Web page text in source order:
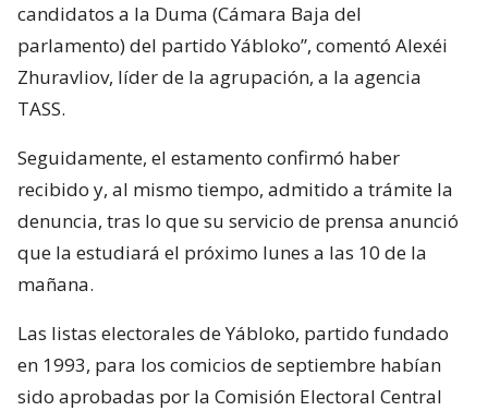
candidatos a la Duma (Cámara Baja del
parlamento) del partido Yábloko”, comentó Alexéi
Zhuravliov, líder de la agrupación, a la agencia
TASS.
Seguidamente, el estamento confirmó haber
recibido y, al mismo tiempo, admitido a trámite la
denuncia, tras lo que su servicio de prensa anunció
que la estudiará el próximo lunes a las 10 de la
mañana.
Las listas electorales de Yábloko, partido fundado
en 1993, para los comicios de septiembre habían
sido aprobadas por la Comisión Electoral Central